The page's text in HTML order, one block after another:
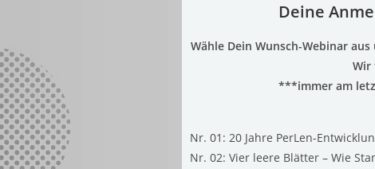
Deine
Wähle Dein Wunsch-Webinar
Wir
***immer am
Nr. 01: 20 Jahre PerLen-
Nr. 02: Vier leere Blätter – Wie